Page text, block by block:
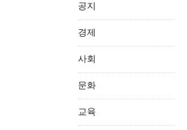
공지
경제
사회
문화
교육